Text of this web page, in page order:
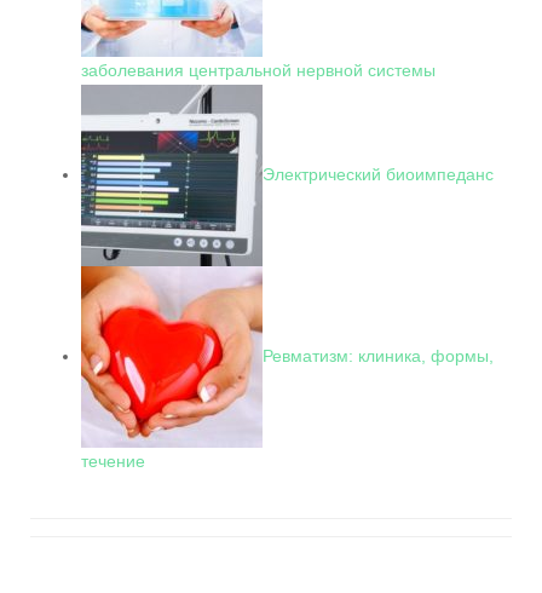
заболевания центральной нервной системы
Электрический биоимпеданс
Ревматизм: клиника, формы,
течение